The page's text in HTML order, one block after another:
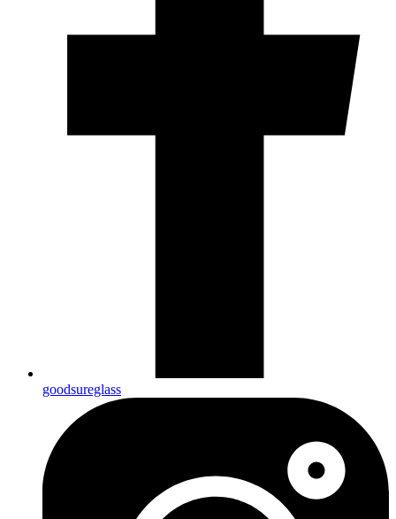
goodsureglass